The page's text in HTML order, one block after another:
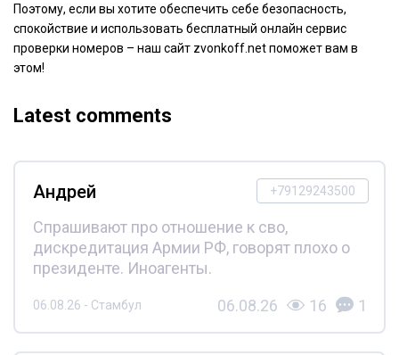
Поэтому, если вы хотите обеспечить себе безопасность,
спокойствие и использовать бесплатный онлайн сервис
проверки номеров – наш сайт zvonkoff.net поможет вам в
этом!
Latest comments
+79129243500
Андрей
Спрашивают про отношение к сво,
дискредитация Армии РФ, говорят плохо о
президенте. Иноагенты.
06.08.26 - Стамбул 06.08.26 16 1